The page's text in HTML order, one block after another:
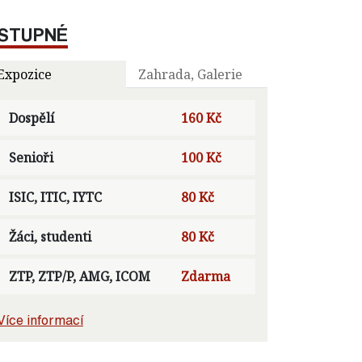
Zahrada, Galerie
Dospělí 160 Kč
Senioři 100 Kč
ISIC, ITIC, IYTC 80 Kč
Žáci, studenti 80 Kč
ZTP, ZTP/P, AMG, ICOM Zdarma
informací